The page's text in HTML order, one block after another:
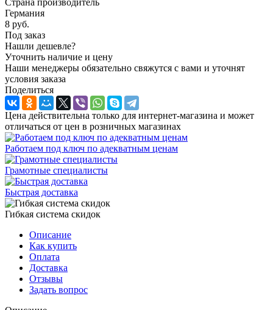
Германия
8 руб.
Под заказ
Нашли дешевле?
Уточнить наличие и цену
Наши менеджеры обязательно свяжутся с вами и уточнят
условия заказа
Поделиться
Цена действительна только для интернет-магазина и может
отличаться от цен в розничных магазинах
Работаем под ключ по адекватным ценам
Грамотные специалисты
Быстрая доставка
Гибкая система скидок
Описание
Как купить
Оплата
Доставка
Отзывы
Задать вопрос